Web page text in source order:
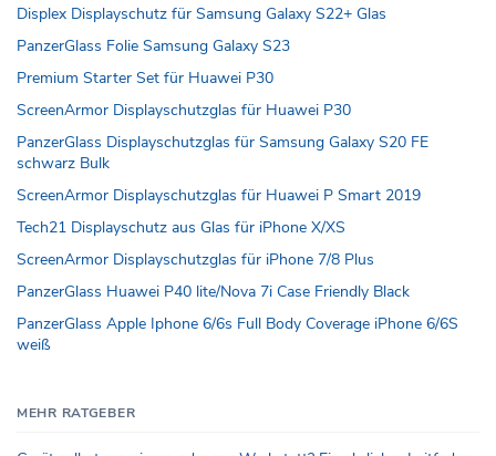
Displex Displayschutz für Samsung Galaxy S22+ Glas
PanzerGlass Folie Samsung Galaxy S23
Premium Starter Set für Huawei P30
ScreenArmor Displayschutzglas für Huawei P30
PanzerGlass Displayschutzglas für Samsung Galaxy S20 FE
schwarz Bulk
ScreenArmor Displayschutzglas für Huawei P Smart 2019
Tech21 Displayschutz aus Glas für iPhone X/XS
ScreenArmor Displayschutzglas für iPhone 7/8 Plus
PanzerGlass Huawei P40 lite/Nova 7i Case Friendly Black
PanzerGlass Apple Iphone 6/6s Full Body Coverage iPhone 6/6S
weiß
MEHR RATGEBER